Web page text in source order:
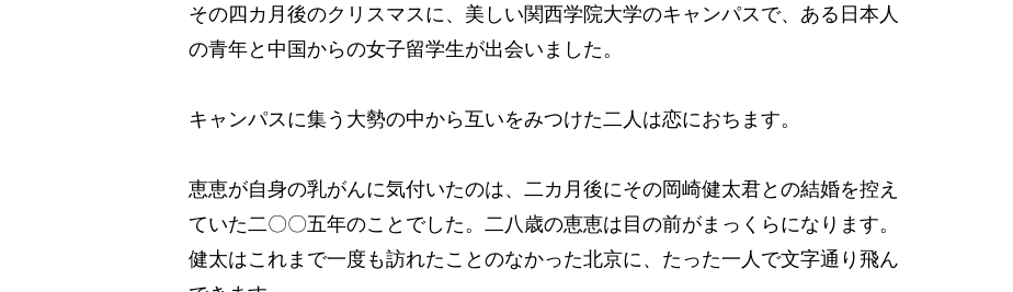
その四カ月後のクリスマスに、美しい関西学院大学のキャンパスで、ある日本人
の青年と中国からの女子留学生が出会いました。
キャンパスに集う大勢の中から互いをみつけた二人は恋におちます。
恵恵が自身の乳がんに気付いたのは、二カ月後にその岡崎健太君との結婚を控え
ていた二〇〇五年のことでした。二八歳の恵恵は目の前がまっくらになります。
健太はこれまで一度も訪れたことのなかった北京に、たった一人で文字通り飛ん